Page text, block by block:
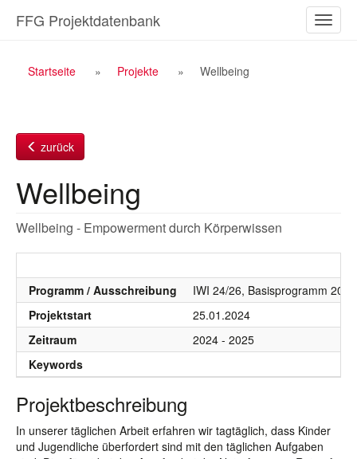
Inhalt
ein-/
FFG Projektdatenbank
Breadcrumb
Startseite Projekte Wellbeing
zurück
Wellbeing
Wellbeing - Empowerment durch Körperwissen
Programm / Ausschreibung
IWI 24/26, Basisprogramm
Projektstart
25.01.2024
Zeitraum
2024 - 2025
Keywords
Projektbeschreibung
In unserer täglichen Arbeit erfahren wir tagtäglich, dass Kinder
und Jugendliche überfordert sind mit den täglichen Aufgaben